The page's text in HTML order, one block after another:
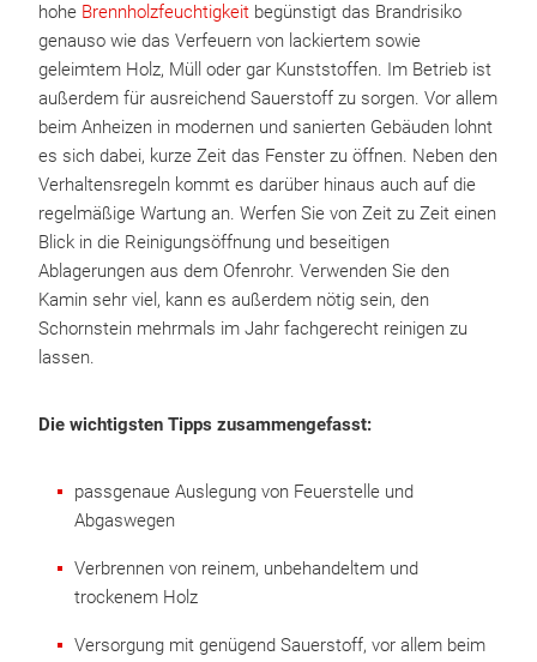
hohe Brennholzfeuchtigkeit begünstigt das Brandrisiko
genauso wie das Verfeuern von lackiertem sowie
geleimtem Holz, Müll oder gar Kunststoffen. Im Betrieb ist
außerdem für ausreichend Sauerstoff zu sorgen. Vor allem
beim Anheizen in modernen und sanierten Gebäuden lohnt
es sich dabei, kurze Zeit das Fenster zu öffnen. Neben den
Verhaltensregeln kommt es darüber hinaus auch auf die
regelmäßige Wartung an. Werfen Sie von Zeit zu Zeit einen
Blick in die Reinigungsöffnung und beseitigen
Ablagerungen aus dem Ofenrohr. Verwenden Sie den
Kamin sehr viel, kann es außerdem nötig sein, den
Schornstein mehrmals im Jahr fachgerecht reinigen zu
lassen.
Die wichtigsten Tipps zusammengefasst:
passgenaue Auslegung von Feuerstelle und
Abgaswegen
Verbrennen von reinem, unbehandeltem und
trockenem Holz
Versorgung mit genügend Sauerstoff, vor allem beim